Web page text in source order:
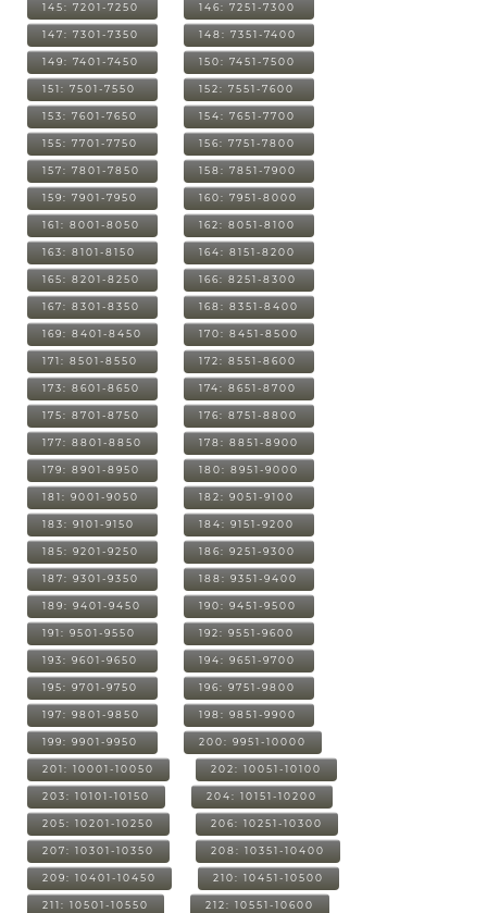
145: 7201-7250 146: 7251-7300
147: 7301-7350 148: 7351-7400
149: 7401-7450 150: 7451-7500
151: 7501-7550 152: 7551-7600
153: 7601-7650 154: 7651-7700
155: 7701-7750 156: 7751-7800
157: 7801-7850 158: 7851-7900
159: 7901-7950 160: 7951-8000
161: 8001-8050 162: 8051-8100
163: 8101-8150 164: 8151-8200
165: 8201-8250 166: 8251-8300
167: 8301-8350 168: 8351-8400
169: 8401-8450 170: 8451-8500
171: 8501-8550 172: 8551-8600
173: 8601-8650 174: 8651-8700
175: 8701-8750 176: 8751-8800
177: 8801-8850 178: 8851-8900
179: 8901-8950 180: 8951-9000
181: 9001-9050 182: 9051-9100
183: 9101-9150 184: 9151-9200
185: 9201-9250 186: 9251-9300
187: 9301-9350 188: 9351-9400
189: 9401-9450 190: 9451-9500
191: 9501-9550 192: 9551-9600
193: 9601-9650 194: 9651-9700
195: 9701-9750 196: 9751-9800
197: 9801-9850 198: 9851-9900
199: 9901-9950 200: 9951-10000
201: 10001-10050 202: 10051-10100
203: 10101-10150 204: 10151-10200
205: 10201-10250 206: 10251-10300
207: 10301-10350 208: 10351-10400
209: 10401-10450 210: 10451-10500
211: 10501-10550 212: 10551-10600